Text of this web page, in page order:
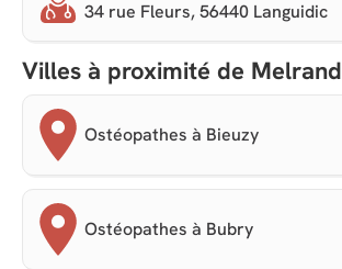
34 rue Fleurs, 56440 Languidic
Villes à proximité de Melrand
Ostéopathes à Bieuzy
Ostéopathes à Bubry